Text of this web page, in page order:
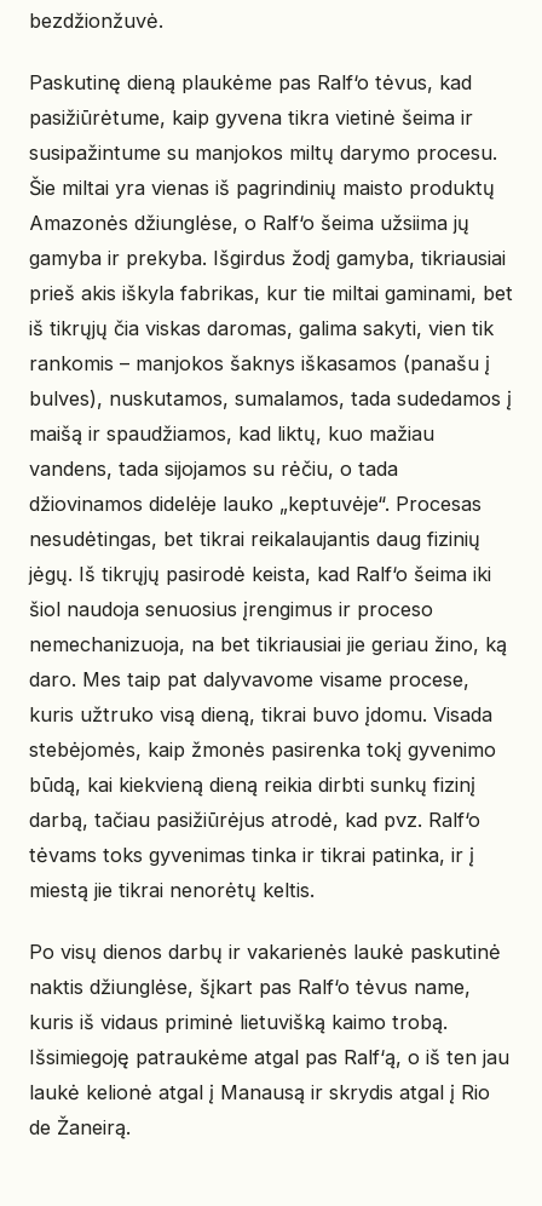
bezdžionžuvė.
Paskutinę dieną plaukėme pas Ralf‘o tėvus, kad
pasižiūrėtume, kaip gyvena tikra vietinė šeima ir
susipažintume su manjokos miltų darymo procesu.
Šie miltai yra vienas iš pagrindinių maisto produktų
Amazonės džiunglėse, o Ralf‘o šeima užsiima jų
gamyba ir prekyba. Išgirdus žodį gamyba, tikriausiai
prieš akis iškyla fabrikas, kur tie miltai gaminami, bet
iš tikrųjų čia viskas daromas, galima sakyti, vien tik
rankomis – manjokos šaknys iškasamos (panašu į
bulves), nuskutamos, sumalamos, tada sudedamos į
maišą ir spaudžiamos, kad liktų, kuo mažiau
vandens, tada sijojamos su rėčiu, o tada
džiovinamos didelėje lauko „keptuvėje“. Procesas
nesudėtingas, bet tikrai reikalaujantis daug fizinių
jėgų. Iš tikrųjų pasirodė keista, kad Ralf‘o šeima iki
šiol naudoja senuosius įrengimus ir proceso
nemechanizuoja, na bet tikriausiai jie geriau žino, ką
daro. Mes taip pat dalyvavome visame procese,
kuris užtruko visą dieną, tikrai buvo įdomu. Visada
stebėjomės, kaip žmonės pasirenka tokį gyvenimo
būdą, kai kiekvieną dieną reikia dirbti sunkų fizinį
darbą, tačiau pasižiūrėjus atrodė, kad pvz. Ralf‘o
tėvams toks gyvenimas tinka ir tikrai patinka, ir į
miestą jie tikrai nenorėtų keltis.
Po visų dienos darbų ir vakarienės laukė paskutinė
naktis džiunglėse, šįkart pas Ralf‘o tėvus name,
kuris iš vidaus priminė lietuvišką kaimo trobą.
Išsimiegoję patraukėme atgal pas Ralf‘ą, o iš ten jau
laukė kelionė atgal į Manausą ir skrydis atgal į Rio
de Žaneirą.